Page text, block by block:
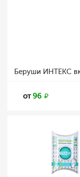
Беруши ИНТЕКС
от96